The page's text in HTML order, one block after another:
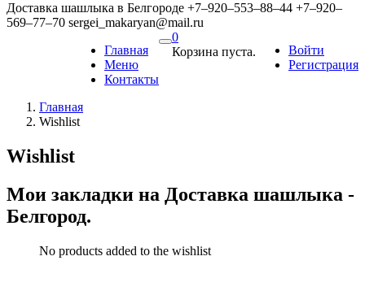
Доставка шашлыка в Белгороде +7‒920‒553‒88‒44 +7‒920‒
569‒77‒70 sergei_makaryan@mail.ru
Войти
Регистрация
0
Корзина пуста.
Главная
Меню
Контакты
Главная
Wishlist
Wishlist
Мои закладки на Доставка шашлыка -
Белгород.
No products added to the wishlist